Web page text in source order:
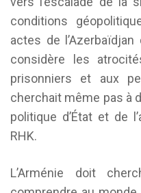
conditions
actes de
considère les
prisonniers et aux
cherchait même pas à
politique d’État et de
RHK.
L’Arménie doit